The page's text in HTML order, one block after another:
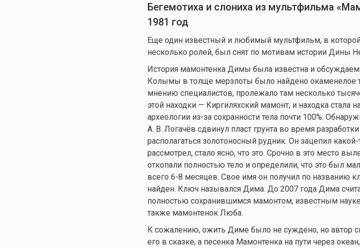
Бегемотиха и слониха из мультфильма
1981 год
Еще один известный и любимый мультфильм, в которой
несколько ролей, был снят по мотивам истории Дины
История мамонтенка Димы была известна и
Колымы в толще мерзлоты было найдено окаменелое
мнению специалистов, пролежало там несколько
этой находки — Киргиляхский мамонт, и находка стала
археологии из-за сохранности тела почти 100%.
А. В. Логачёв сдвинул пласт грунта во время
располагаться золотоносный рудник. Он зацепил какой-
рассмотрел, стало ясно, что это. Срочно в это место
откопали полностью тело и определили, что это был
всего 6-8 месяцев. Свое имя он получил по названию
найден. Ключ назывался Дима. До 2007 года Дима
полностью сохранившимся мамонтом, известным
также мамонтенок Люба.
К сожалению, ожить Диме было не суждено, но автор
его в сказке, а песенка Мамонтенка на пути через